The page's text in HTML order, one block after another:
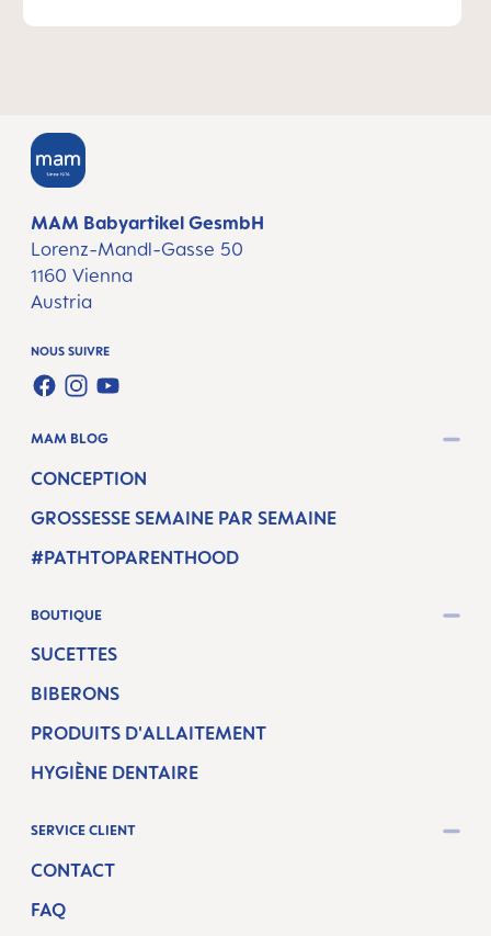
MAM Babyartikel GesmbH
Lorenz-Mandl-Gasse 50
1160 Vienna
Austria
NOUS SUIVRE
FACEBOOK
INSTAGRAM
YOUTUBE
MAM BLOG
CONCEPTION
GROSSESSE SEMAINE PAR SEMAINE
#PATHTOPARENTHOOD
BOUTIQUE
SUCETTES
BIBERONS
PRODUITS D'ALLAITEMENT
HYGIÈNE DENTAIRE
SERVICE CLIENT
CONTACT
FAQ